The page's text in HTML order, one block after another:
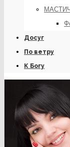
Досуг
По ветру
К Богу